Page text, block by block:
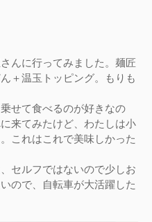
んに行ってみました。麺匠
＋温玉トッピング。もりも
せて食べるのが好きなの
来てみたけど、わたしは小
これはこれで美味しかった
セルフではないので少しお
ので、自転車が大活躍した